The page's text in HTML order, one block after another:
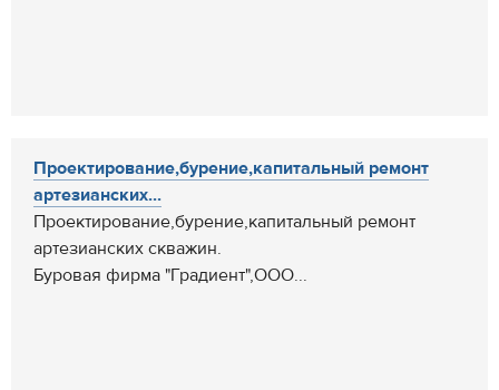
Проектирование,бурение,капитальный ремонт
артезианских...
Проектирование,бурение,капитальный ремонт
артезианских скважин.
Буровая фирма "Градиент",ООО...